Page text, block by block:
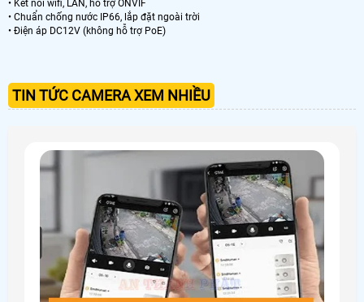
• Kết nối wifi, LAN, hỗ trợ ONVIF
• Chuẩn chống nước IP66, lắp đặt ngoài trời
• Điện áp DC12V (không hỗ trợ PoE)
TIN TỨC CAMERA XEM NHIỀU